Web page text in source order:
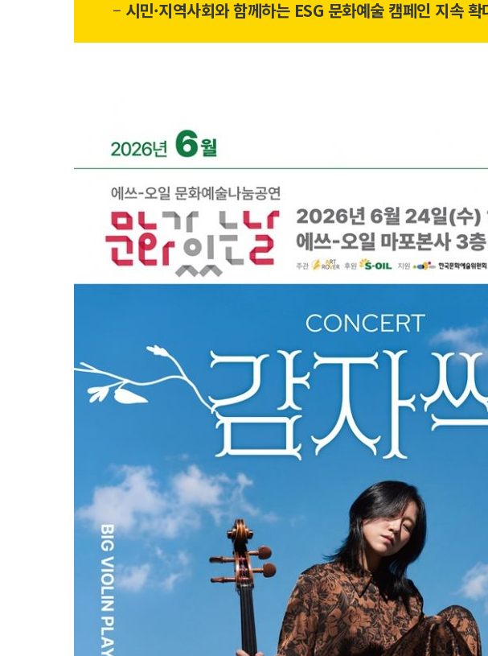
– 시민·지역사회와 함께하는 ESG 문화예술 캠페인 지속 확